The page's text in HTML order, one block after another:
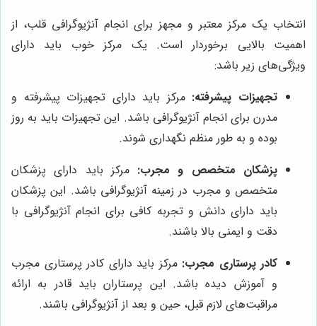
انتخاب یک مرکز معتبر و مجهز برای انجام آنژیوگرافی قلب، از
اهمیت بالایی برخوردار است. یک مرکز خوب باید دارای
ویژگی‌های زیر باشد:
تجهیزات پیشرفته: مرکز باید دارای تجهیزات پیشرفته و
مدرن برای انجام آنژیوگرافی باشد. این تجهیزات باید به روز
بوده و به طور منظم نگهداری شوند.
پزشکان متخصص و مجرب: مرکز باید دارای پزشکان
متخصص و مجرب در زمینه آنژیوگرافی باشد. این پزشکان
باید دارای دانش و تجربه کافی برای انجام آنژیوگرافی با
دقت و ایمنی بالا باشند.
کادر پرستاری مجرب: مرکز باید دارای کادر پرستاری مجرب
و آموزش دیده باشد. این پرستاران باید قادر به ارائه
مراقبت‌های لازم قبل، حین و بعد از آنژیوگرافی باشند.